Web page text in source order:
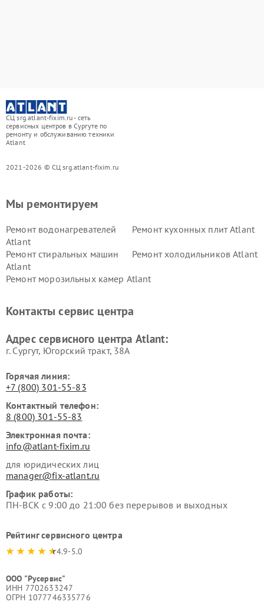
СЦ srg.atlant-fixim.ru - сеть
сервисных центров в Сургуте по
ремонту и обслуживанию техники
Atlant
2021-2026 © СЦ srg.atlant-fixim.ru
Мы ремонтируем
Ремонт водонагревателей
Atlant
Ремонт кухонных плит Atlant
Ремонт стиральных машин
Atlant
Ремонт холодильников Atlant
Ремонт морозильных камер Atlant
Контакты сервис центра
Адрес сервисного центра Atlant:
г. Сургут, Югорский тракт, 38А
Горячая линия:
+7 (800) 301-55-83
Контактный телефон:
8 (800) 301-55-83
Электронная почта:
info@atlant-fixim.ru
для юридических лиц
manager@fix-atlant.ru
График работы:
ПН-ВСК с 9:00 до 21:00 без перерывов и выходных
Рейтинг сервисного центра
4.9-5.0
ООО "Русервис"
ИНН 7702633247
ОГРН 1077746335776